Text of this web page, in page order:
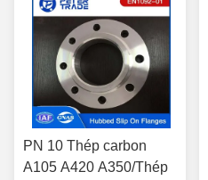
PN 10 Thép carbon
A105 A420 A350/Thép